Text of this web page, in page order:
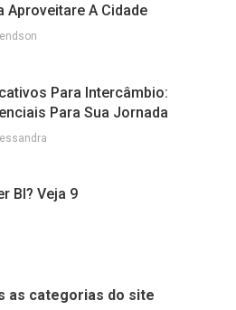
Aproveitare A Cidade
Para Intercâmbio:
Para Sua Jornada
BI? Veja 9
as categorias do site